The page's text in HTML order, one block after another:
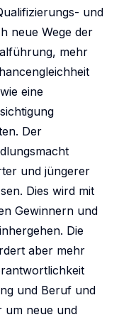
und
neue Wege der
mehr
eine
Der
und jüngerer
Dies wird mit
Gewinnern und
Die
aber mehr
und Beruf und
um neue und